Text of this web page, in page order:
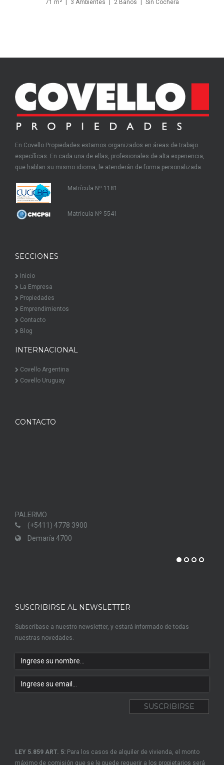
71 m² 3 Ambientes 2Baños Sin Cochera
En Covello Propiedades estamos organizados en áreas de trabajo
específicas. En cada una de ellas, profesionales de alta experiencia,
que hablan su mismo idioma, le atenderán de forma personalizada.
Matrícula Nº 1181
Matrícula Nº 5541
SECCIONES
Inicio
La Empresa
Propiedades
Emprendimientos
Contacto
Blog
INTERNACIONAL
Covello Argentina
Covello Uruguay
CONTACTO
PALERMO
(+5411) 4778 3900
Demaría 4700
SUSCRIBIRSE AL NEWSLETTER
Subscríbase a nuestro newsletter, y estará informado de todas
nuestras novedades.
LEY 5.859 ART. 5: Para los casos de alquiler de vivienda, el monto
máximo de comisión que se le puede requerir a los propietarios será